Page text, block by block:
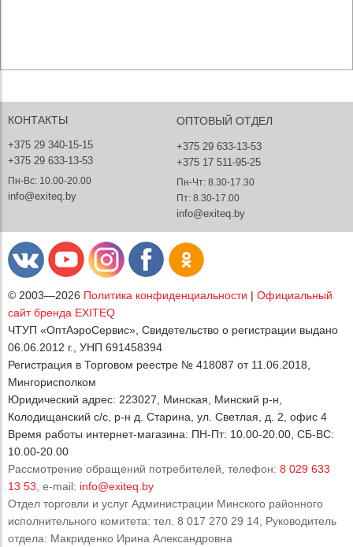
КОНТАКТЫ
+375 29 340-15-15
+375 29 633-13-53
Пн-Вс: 10.00-20.00
info@exiteq.by
ОПТОВЫЙ ОТДЕЛ
+375 29 633-13-53
+375 17 511-95-25
Пн-Чт: 8.30-17.30
Пт: 8.30-17.00
info@exiteq.by
© 2003—2026 Политика конфиденциальности | Официальный
сайт бренда EXITEQ
ЧТУП «ОптАэроСервис», Свидетельство о регистрации выдано
06.06.2012 г., УНП 691458394
Регистрация в Торговом реестре № 418087 от 11.06.2018,
Мингорисполком
Юридический адрес: 223027, Минская, Минский р-н,
Колодищанский с/с, р-н д. Старина, ул. Светлая, д. 2, офис 4
Время работы интернет-магазина: ПН-Пт: 10.00-20.00, СБ-ВС:
10.00-20.00
Рассмотрение обращений потребителей, телефон: 8 029 633
13 53 , e-mail: info@exiteq.by
Отдел торговли и услуг Администрации Минского районного
исполнительного комитета: тел. 8 017 270 29 14, Руководитель
отдела: Макриденко Ирина Александровна